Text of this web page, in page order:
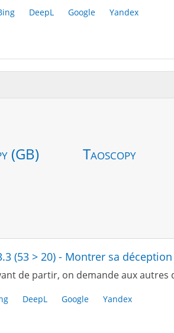
DeepL Google Yandex
(GB) Taoscopy
(53 > 20) - Montrer sa déception
de partir, on demande aux autres
DeepL Google Yandex